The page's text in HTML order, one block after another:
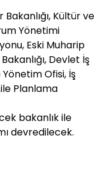
Kültür ve
Yönetimi
Eski Muharip
Devlet İş
Ofisi, İş
Planlama
bakanlık ile
devredilecek.